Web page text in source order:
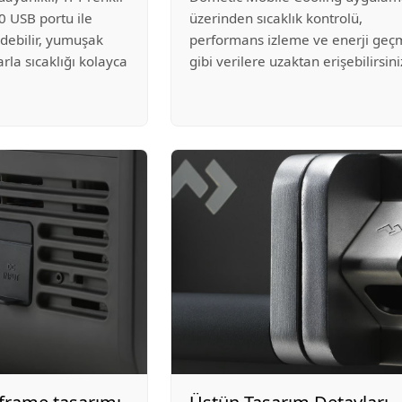
USB portu ile
yumuşak
sıcaklığı kolayca
üzerinden sıcaklık kontrolü,
performans izleme ve enerji
gibi verilere uzaktan